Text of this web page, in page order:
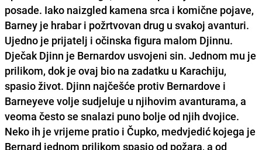
posade. Iako naizgled kamena srca i komične pojave,
Barney je hrabar i požrtvovan drug u svakoj avanturi.
Ujedno je prijatelj i očinska figura malom Djinnu.
Dječak Djinn je Bernardov usvojeni sin. Jednom mu je
prilikom, dok je ovaj bio na zadatku u Karachiju,
spasio život. Djinn najčešće protiv Bernardove i
Barneyeve volje sudjeluje u njihovim avanturama, a
veoma često se snalazi puno bolje od njih dvojice.
Neko ih je vrijeme pratio i Čupko, medvjedić kojega je
Bernard jednom prilikom spasio od požara, a od